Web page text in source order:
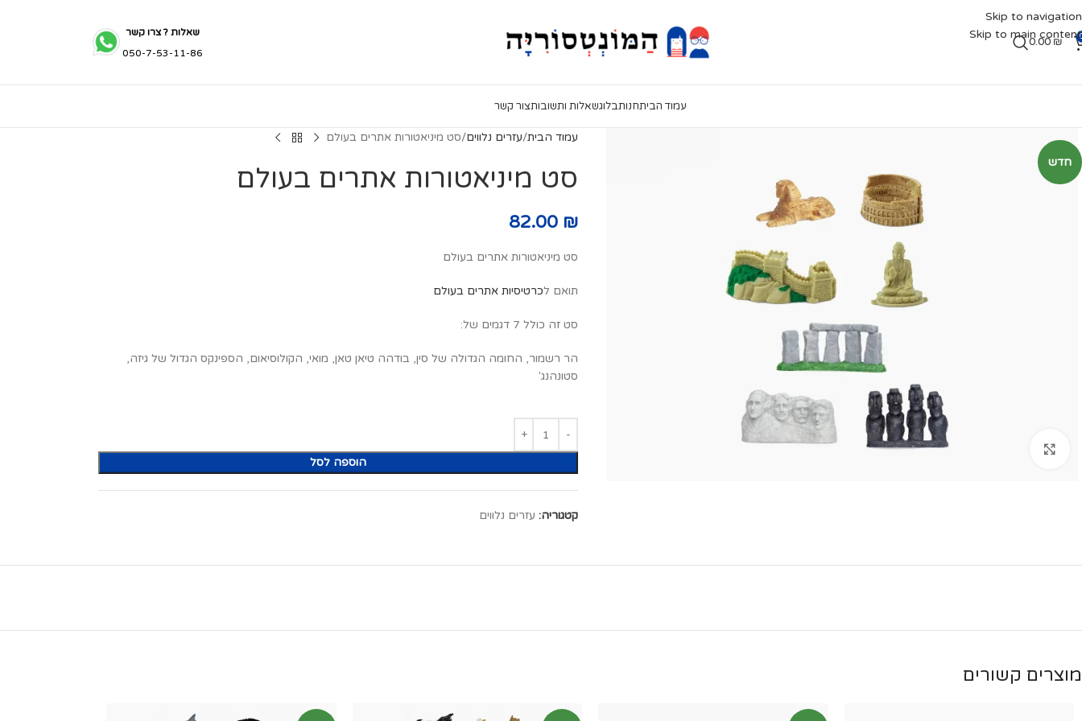
Skip to navigation
Skip to main content
0.00₪
שאלות ? צרו קשר
050-7-53-11-86
עמוד הביתחנותבלוגשאלות ותשובותצור קשר
חדש
עמוד הבית עזרים נלווים סט מיניאטורות אתרים בעולם
סט מיניאטורות אתרים בעולם
82.00 ₪
סט מיניאטורות אתרים בעולם
תואם לכרטיסיות אתרים בעולם
סט זה כולל 7 דגמים של:
הר רשמור, החומה הגדולה של סין, בודהה טיאן טאן, מואי, הקולוסיאום, הספינקס הגדול של גיזה,
סטונהנג'
הוספה לסל
קטגוריה: עזרים נלווים
מוצרים קשורים